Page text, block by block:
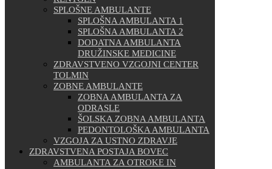
SPLOŠNE AMBULANTE
SPLOŠNA AMBULANTA 1
SPLOŠNA AMBULANTA 2
DODATNA AMBULANTA
DRUŽINSKE MEDICINE
ZDRAVSTVENO VZGOJNI CENTER
TOLMIN
ZOBNE AMBULANTE
ZOBNA AMBULANTA ZA
ODRASLE
ŠOLSKA ZOBNA AMBULANTA
PEDONTOLOŠKA AMBULANTA
VZGOJA ZA USTNO ZDRAVJE
ZDRAVSTVENA POSTAJA BOVEC
AMBULANTA ZA OTROKE IN